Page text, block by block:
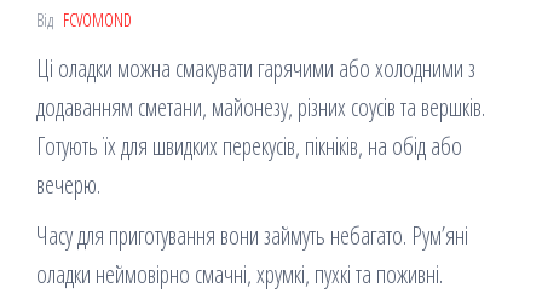
Від FCVOMOND
Ці оладки можна смакувати гарячими або холодними з
додаванням сметани, майонезу, різних соусів та вершків.
Готують їх для швидких перекусів, пікніків, на обід або
вечерю.
Часу для приготування вони займуть небагато. Рум’яні
оладки неймовірно смачні, хрумкі, пухкі та поживні.